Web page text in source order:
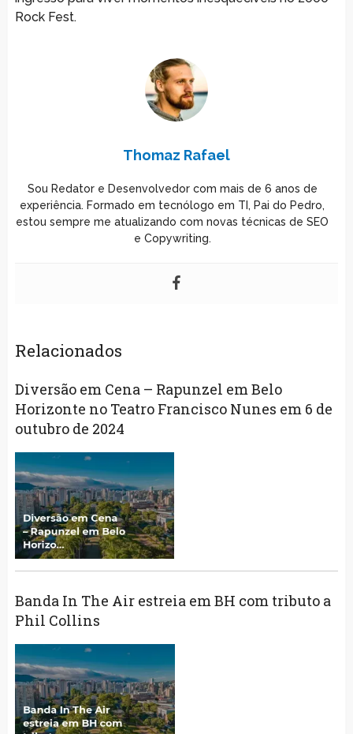
Rock Fest.
Thomaz Rafael
Sou Redator e Desenvolvedor com mais de 6 anos de
experiência. Formado em tecnólogo em TI, Pai do Pedro,
estou sempre me atualizando com novas técnicas de SEO
e Copywriting.
Relacionados
Diversão em Cena – Rapunzel em Belo
Horizonte no Teatro Francisco Nunes em 6 de
outubro de 2024
Banda In The Air estreia em BH com tributo a
Phil Collins